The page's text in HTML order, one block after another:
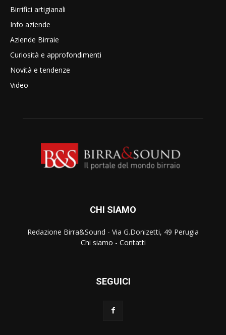
Birrifici artigianali
Info aziende
Aziende Birraie
Curiosità e approfondimenti
Novità e tendenze
Video
CHI SIAMO
Redazione Birra&Sound - Via G.Donizetti, 49 Perugia
Chi siamo - Contatti
SEGUICI